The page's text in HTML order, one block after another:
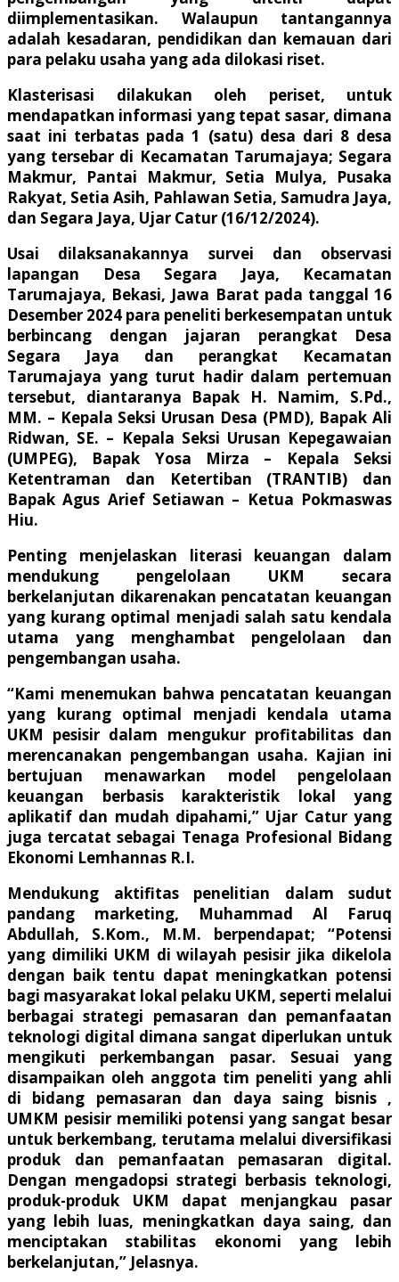
diimplementasikan. Walaupun tantangannya
adalah kesadaran, pendidikan dan kemauan dari
para pelaku usaha yang ada dilokasi riset.
Klasterisasi dilakukan oleh periset, untuk
mendapatkan informasi yang tepat sasar, dimana
saat ini terbatas pada 1 (satu) desa dari 8 desa
yang tersebar di Kecamatan Tarumajaya; Segara
Makmur, Pantai Makmur, Setia Mulya, Pusaka
Rakyat, Setia Asih, Pahlawan Setia, Samudra Jaya,
dan Segara Jaya, Ujar Catur (16/12/2024).
Usai dilaksanakannya survei dan observasi
lapangan Desa Segara Jaya, Kecamatan
Tarumajaya, Bekasi, Jawa Barat pada tanggal 16
Desember 2024 para peneliti berkesempatan untuk
berbincang dengan jajaran perangkat Desa
Segara Jaya dan perangkat Kecamatan
Tarumajaya yang turut hadir dalam pertemuan
tersebut, diantaranya Bapak H. Namim, S.Pd.,
MM. – Kepala Seksi Urusan Desa (PMD), Bapak Ali
Ridwan, SE. – Kepala Seksi Urusan Kepegawaian
(UMPEG), Bapak Yosa Mirza – Kepala Seksi
Ketentraman dan Ketertiban (TRANTIB) dan
Bapak Agus Arief Setiawan – Ketua Pokmaswas
Hiu.
Penting menjelaskan literasi keuangan dalam
mendukung pengelolaan UKM secara
berkelanjutan dikarenakan pencatatan keuangan
yang kurang optimal menjadi salah satu kendala
utama yang menghambat pengelolaan dan
pengembangan usaha.
“Kami menemukan bahwa pencatatan keuangan
yang kurang optimal menjadi kendala utama
UKM pesisir dalam mengukur profitabilitas dan
merencanakan pengembangan usaha. Kajian ini
bertujuan menawarkan model pengelolaan
keuangan berbasis karakteristik lokal yang
aplikatif dan mudah dipahami,” Ujar Catur yang
juga tercatat sebagai Tenaga Profesional Bidang
Ekonomi Lemhannas R.I.
Mendukung aktifitas penelitian dalam sudut
pandang marketing, Muhammad Al Faruq
Abdullah, S.Kom., M.M. berpendapat; “Potensi
yang dimiliki UKM di wilayah pesisir jika dikelola
dengan baik tentu dapat meningkatkan potensi
bagi masyarakat lokal pelaku UKM, seperti melalui
berbagai strategi pemasaran dan pemanfaatan
teknologi digital dimana sangat diperlukan untuk
mengikuti perkembangan pasar. Sesuai yang
disampaikan oleh anggota tim peneliti yang ahli
di bidang pemasaran dan daya saing bisnis ,
UMKM pesisir memiliki potensi yang sangat besar
untuk berkembang, terutama melalui diversifikasi
produk dan pemanfaatan pemasaran digital.
Dengan mengadopsi strategi berbasis teknologi,
produk-produk UKM dapat menjangkau pasar
yang lebih luas, meningkatkan daya saing, dan
menciptakan stabilitas ekonomi yang lebih
berkelanjutan,” Jelasnya.